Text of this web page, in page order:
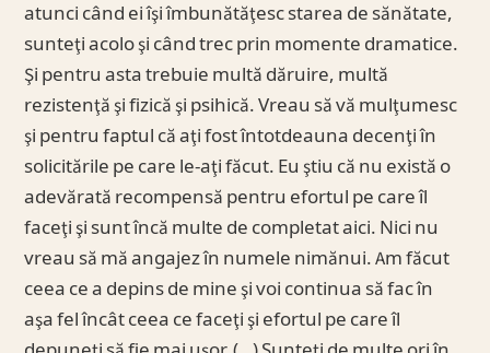
atunci când ei îşi îmbunătăţesc starea de sănătate,
sunteţi acolo şi când trec prin momente dramatice.
Şi pentru asta trebuie multă dăruire, multă
rezistenţă şi fizică şi psihică. Vreau să vă mulţumesc
şi pentru faptul că aţi fost întotdeauna decenţi în
solicitările pe care le-aţi făcut. Eu ştiu că nu există o
adevărată recompensă pentru efortul pe care îl
faceţi şi sunt încă multe de completat aici. Nici nu
vreau să mă angajez în numele nimănui. Am făcut
ceea ce a depins de mine şi voi continua să fac în
aşa fel încât ceea ce faceţi şi efortul pe care îl